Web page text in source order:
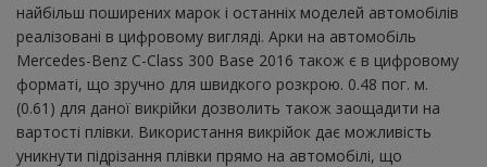
найбільш поширених марок і останніх моделей автомобілів
реалізовані в цифровому вигляді. Арки на автомобіль
Mercedes-Benz C-Class 300 Base 2016 також є в цифровому
форматі, що зручно для швидкого розкрою. 0.48 пог. м.
(0.61) для даної викрійки дозволить також заощадити на
вартості плівки. Використання викрійок дає можливість
уникнути підрізання плівки прямо на автомобілі, що